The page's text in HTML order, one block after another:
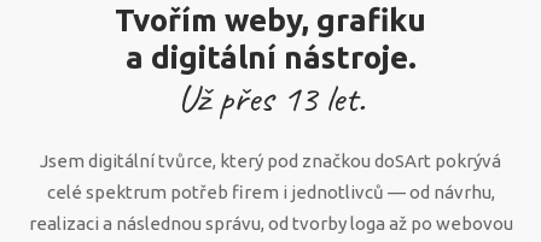
Tvořím weby, grafiku
a digitální nástroje.
Už přes 13let.
Jsem digitální tvůrce, který pod značkou doSArt pokrývá
celé spektrum potřeb firem i jednotlivců — od návrhu,
realizaci a následnou správu, od tvorby loga až po webovou